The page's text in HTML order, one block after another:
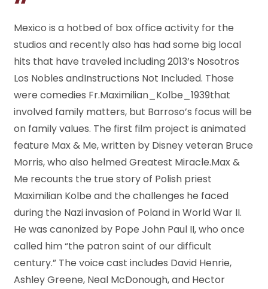
Mexico is a hotbed of box office activity for the
studios and recently also has had some big local
hits that have traveled including 2013’s Nosotros
Los Nobles andInstructions Not Included. Those
were comedies Fr.Maximilian_Kolbe_1939that
involved family matters, but Barroso’s focus will be
on family values. The first film project is animated
feature Max & Me, written by Disney veteran Bruce
Morris, who also helmed Greatest Miracle.Max &
Me recounts the true story of Polish priest
Maximilian Kolbe and the challenges he faced
during the Nazi invasion of Poland in World War II.
He was canonized by Pope John Paul II, who once
called him “the patron saint of our difficult
century.” The voice cast includes David Henrie,
Ashley Greene, Neal McDonough, and Hector